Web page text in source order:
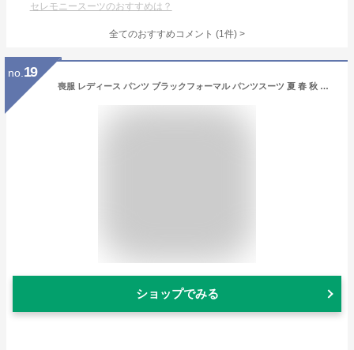
セレモニースーツのおすすめは？
全てのおすすめコメント (1件) >
no. 19
喪服 レディース パンツ ブラックフォーマル パンツスーツ 夏 春 秋 冬 オールシーズン 卒業式 母 服装 礼服 冠婚葬祭 葬儀 卒園式 洗える ウォッシャブル 2点セット テーラードーカラー ジャケット 2Way 春 夏 秋 冬 30代 40代 50代 四十九日 セレモニー 上品 深い黒
ショップでみる